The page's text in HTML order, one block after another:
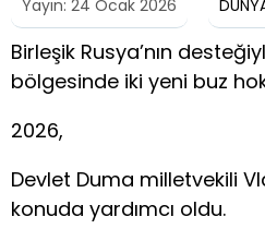
Yayın: 24 Ocak 2026
Birleşik Rusya’nın
bölgesinde iki yeni buz
2026,
Devlet Duma milletvekili
konuda yardımcı oldu.